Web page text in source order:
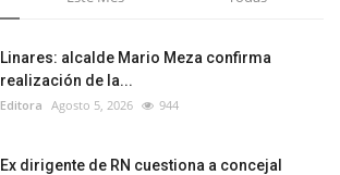
Linares: alcalde Mario Meza confirma
realización de la...
Editora Agosto 5, 2026 944
Ex dirigente de RN cuestiona a concejal